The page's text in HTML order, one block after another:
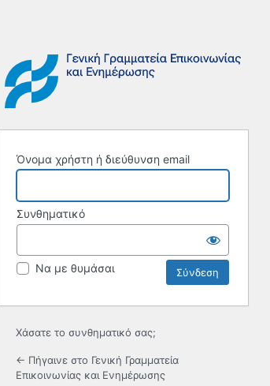
Όνομα χρήστη ή διεύθυνση email
Συνθηματικό
Να με θυμάσαι
Χάσατε το συνθηματικό σας;
← Πήγαινε στο Γενική Γραμματεία
Επικοινωνίας και Ενημέρωσης